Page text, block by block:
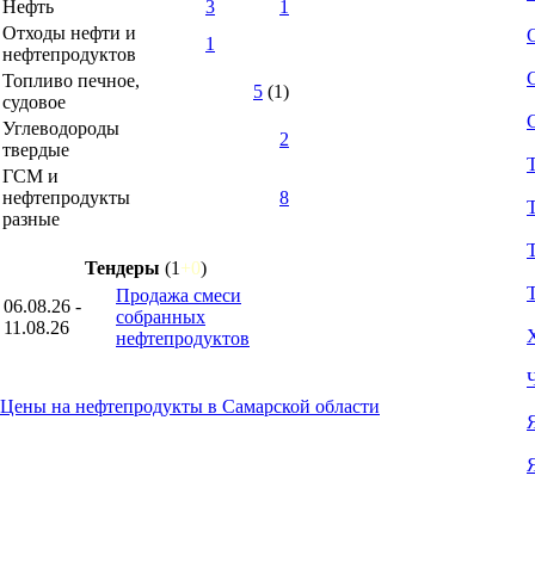
Нефть
3
1
Отходы нефти и
нефтепродуктов
1
Топливо печное,
судовое
5 (1)
Углеводороды
твердые
2
ГСМ и
нефтепродукты
разные
8
Тендеры (1 +0)
06.08.26 -
11.08.26
Продажа смеси
собранных
нефтепродуктов
Цены на нефтепродукты в Самарской области